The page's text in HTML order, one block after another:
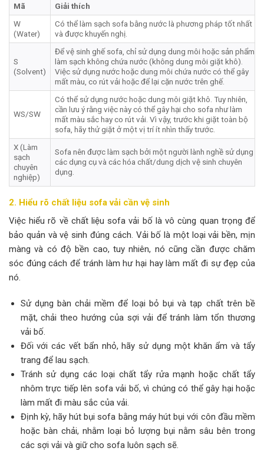
Mã
Giải thích
W
(Water)
Có thể làm sạch sofa bằng nước là phương pháp tốt nhất
và được khuyến nghị.
S
(Solvent)
Để vệ sinh ghế sofa, chỉ sử dụng dung môi hoặc sản phẩm
làm sạch không chứa nước (không dung môi giặt khô).
Việc sử dụng nước hoặc dung môi chứa nước có thể gây
mất màu, co rút vải hoặc để lại cặn nước trên ghế.
WS/SW
Có thể sử dụng nước hoặc dung môi giặt khô. Tuy nhiên,
cần lưu ý rằng việc này có thể gây hại cho sofa như làm
mất màu sắc hay co rút vải. Vì vậy, trước khi giặt toàn bộ
sofa, hãy thử giặt ở một vị trí ít nhìn thấy trước.
X (Làm
sạch
chuyên
nghiệp)
Sofa nên được làm sạch bởi một người lành nghề sử dụng
các dụng cụ và các hóa chất/dung dịch vệ sinh chuyên
dụng.
2. Hiểu rõ chất liệu sofa vải cần vệ sinh
Việc hiểu rõ về chất liệu sofa vải bố là vô cùng quan trọng để
bảo quản và vệ sinh đúng cách. Vải bố là một loại vải bền, mịn
màng và có độ bền cao, tuy nhiên, nó cũng cần được chăm
sóc đúng cách để tránh làm hư hại hay làm mất đi sự đẹp của
nó.
Sử dụng bàn chải mềm để loại bỏ bụi và tạp chất trên bề
mặt, chải theo hướng của sợi vải để tránh làm tổn thương
vải bố.
Đối với các vết bẩn nhỏ, hãy sử dụng một khăn ẩm và tẩy
trang để lau sạch.
Tránh sử dụng các loại chất tẩy rửa mạnh hoặc chất tẩy
nhôm trực tiếp lên sofa vải bố, vì chúng có thể gây hại hoặc
làm mất đi màu sắc của vải.
Định kỳ, hãy hút bụi sofa bằng máy hút bụi với côn đầu mềm
hoặc bàn chải, nhằm loại bỏ lượng bụi nằm sâu bên trong
các sợi vải và giữ cho sofa luôn sạch sẽ.